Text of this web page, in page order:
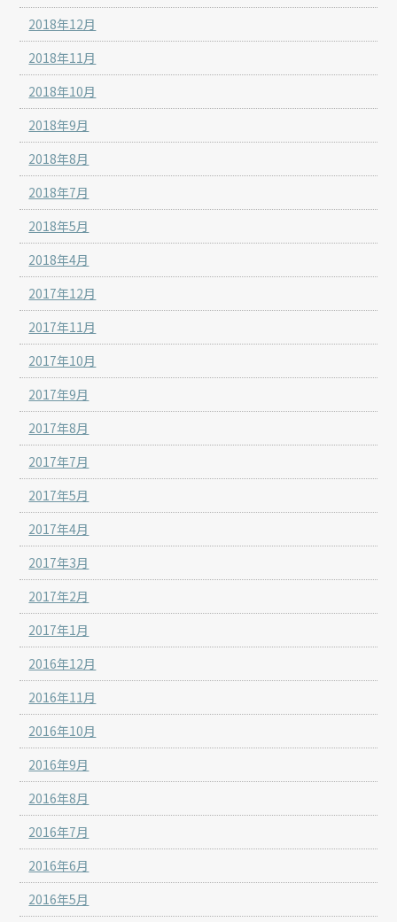
2018年12月
2018年11月
2018年10月
2018年9月
2018年8月
2018年7月
2018年5月
2018年4月
2017年12月
2017年11月
2017年10月
2017年9月
2017年8月
2017年7月
2017年5月
2017年4月
2017年3月
2017年2月
2017年1月
2016年12月
2016年11月
2016年10月
2016年9月
2016年8月
2016年7月
2016年6月
2016年5月